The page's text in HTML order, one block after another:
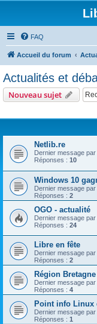
FAQ
Accueil du forum
Actualités et
Nouveau sujet
Netlib.re
Dernier message par
Réponses : 10
Windows 10
Dernier message par
Réponses : 2
OGO - actualité
Dernier message par
Réponses : 24
Libre en fête
Dernier message par
Réponses : 2
Région
Dernier message par
Réponses : 4
Point info Linux
Dernier message par
Réponses : 1